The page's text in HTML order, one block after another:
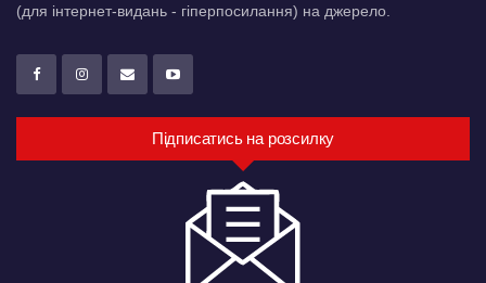
(для інтернет-видань - гіперпосилання) на джерело.
Підписатись на розсилку